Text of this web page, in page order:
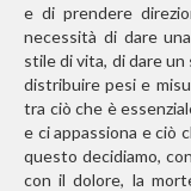
e di prendere
necessità di dare
stile di vita, di dare
distribuire pesi e
tra ciò che è
e ci appassiona e ciò
questo decidiamo,
con il dolore, la